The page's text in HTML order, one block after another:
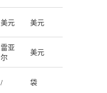
美元 美元
雷亚
尔
美元
/ 袋